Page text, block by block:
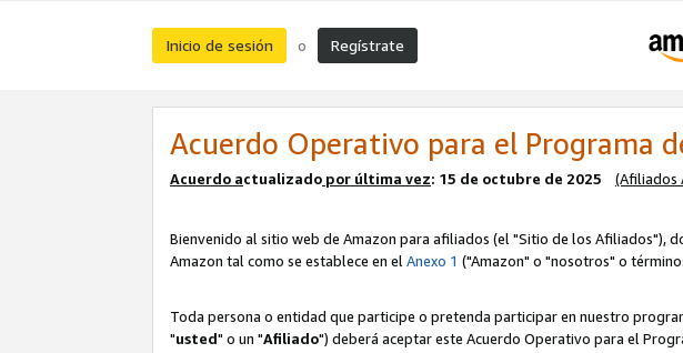
Inicio de sesión o Regístrate
Acuerdo Operativo para el Programa
Acuerdo actualizado por última vez: 15 de octubre de 2025 (Afiliados
Bienvenido al sitio web de Amazon para afiliados (el "Sitio de los Afiliados"),
Amazon tal como se establece en elAnexo 1 ("Amazon" o "nosotros" o
Toda persona o entidad que participe o pretenda participar en nuestro
"usted" o un "Afiliado") deberá aceptar este Acuerdo Operativo para el